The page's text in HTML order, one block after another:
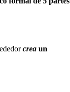
crea un